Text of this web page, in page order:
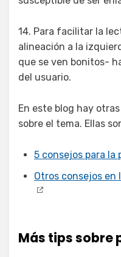
14. Para facilitar la
alineación a la
que se ven bonitos-
del usuario.
En este blog hay
sobre el tema. Ellas
5 consejos para
Otros consejos
Más tips sobre